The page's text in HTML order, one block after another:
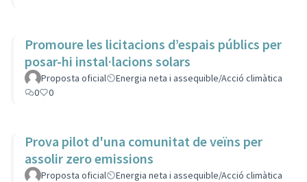
Promoure les licitacions d’espais públics per
posar-hi instal·lacions solars
Proposta oficial
Energia neta i assequible/Acció climàtica
0
0
Prova pilot d'una comunitat de veïns per
assolir zero emissions
Proposta oficial
Energia neta i assequible/Acció climàtica